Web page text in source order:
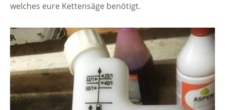
welches eure Kettensäge benötigt.